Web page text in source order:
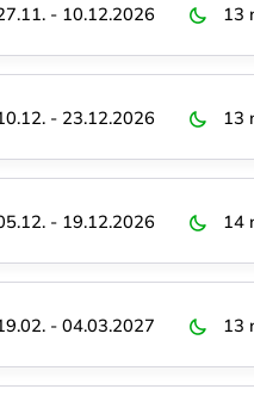
- 10.12.2026 13
- 23.12.2026 13
- 19.12.2026 14
- 04.03.2027 13